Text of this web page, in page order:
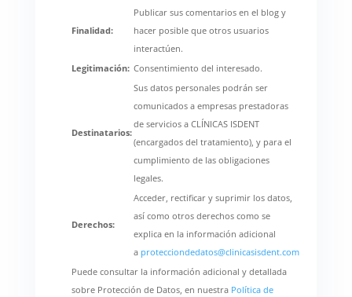
Finalidad:
Publicar sus comentarios en el blog y
hacer posible que otros usuarios
interactúen.
Legitimación: Consentimiento del interesado.
Destinatarios:
Sus datos personales podrán ser
comunicados a empresas prestadoras
de servicios a CLÍNICAS ISDENT
(encargados del tratamiento), y para el
cumplimiento de las obligaciones
legales.
Derechos:
Acceder, rectificar y suprimir los datos,
así como otros derechos como se
explica en la información adicional
a protecciondedatos@clinicasisdent.com
Puede consultar la información adicional y detallada
sobre Protección de Datos, en nuestra Política de